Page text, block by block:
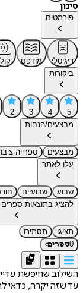
סינון
פורמטים
דיגיטלי מודפס
ביקורות
5
4
3
2
מבצעים/הנחות
מבצעים
ספרייה
עלו לאתר
שבוע שבועיים
להציג בתוצאות
תציגו
תסתירו
0ספרים›
השילוב שחיפשת
עד שזה יקרה, כדאי